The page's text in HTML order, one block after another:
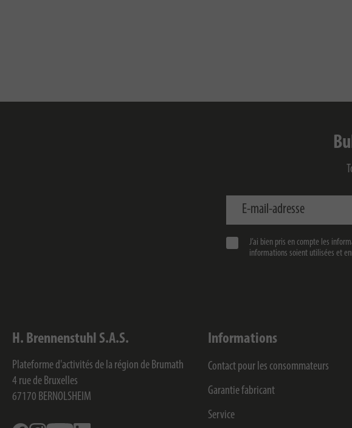
E-mail-adresse
J’ai bien pris en compte les
informations soient utilisées et
H. Brennenstuhl S.A.S.
Plateforme d'activités de la région de Brumath
4 rue de Bruxelles
67170 BERNOLSHEIM
Informations
Contact pour les consommateurs
Garantie fabricant
Service